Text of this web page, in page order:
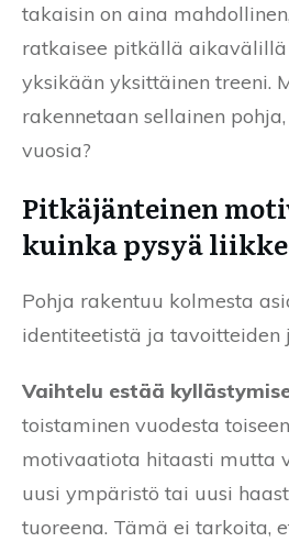
takaisin on aina
ratkaisee pitkällä
yksikään yksittäinen treeni.
rakennetaan sellainen
vuosia?
Pitkäjänteinen
kuinka pysyä
Pohja rakentuu kolmesta
identiteetistä ja tavoitteiden
Vaihtelu estää
toistaminen vuodesta
motivaatiota hitaasti mutta
uusi ympäristö tai uusi
tuoreena. Tämä ei tarkoita,